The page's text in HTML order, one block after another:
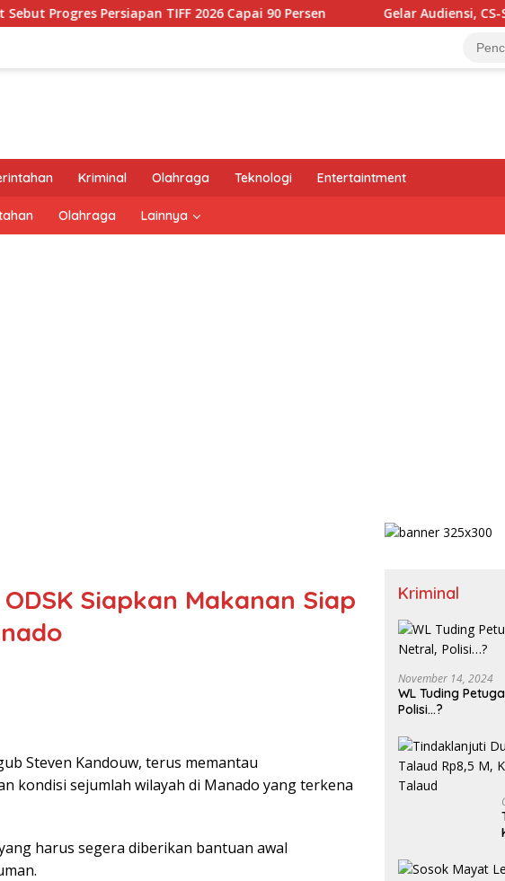
Persiapan TIFF 2026 Capai 90 Persen Gelar Audiensi, CS-SR Minta
Kriminal Olahraga Teknologi Entertaintment
Olahraga Lainnya
Siapkan Makanan Siap
Steven Kandouw, terus memantau
kondisi sejumlah wilayah di Manado yang terkena
harus segera diberikan bantuan awal
Kriminal
November 14, 2024
WL Tuding
Polisi…?